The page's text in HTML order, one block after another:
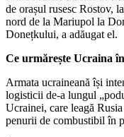
de orașul rusesc Rostov,
nord de la Mariupol la
Donețkului, a adăugat el.
Ce urmărește Ucraina
Armata ucraineană își
logisticii de-a lungul
Ucrainei, care leagă
penurii de combustibil în